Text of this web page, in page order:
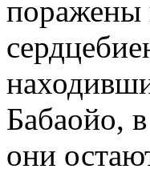
поражены
Бабаойо,
они